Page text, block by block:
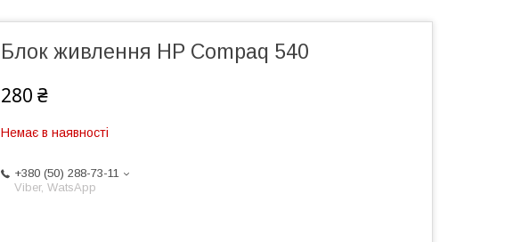
Блок живлення HP Compaq 540
280 ₴
Немає в наявності
+380 (50) 288-73-11
Viber, WatsApp